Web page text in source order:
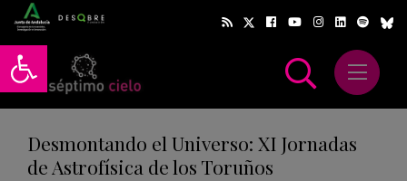
Abrir barra de herramientas
Abrir
Desmontando el Universo: XI Jornadas
de Astrofísica de los Toruños